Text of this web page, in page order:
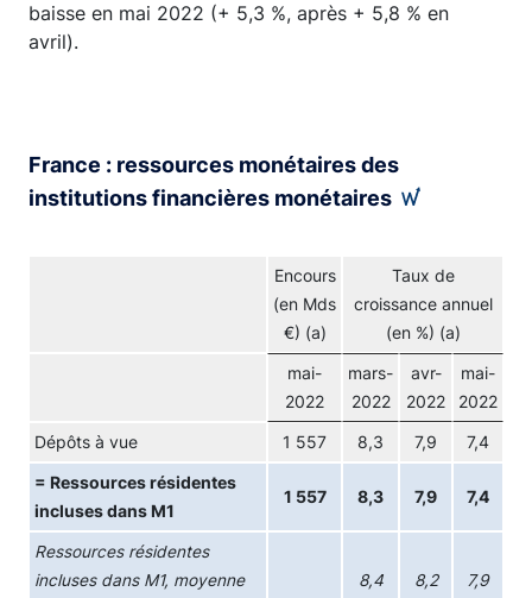
baisse en mai 2022 (+ 5,3 %, après + 5,8 % en
avril).
France : ressources monétaires des
institutions financières monétaires
Encours
(en Mds
€) (a)
Taux de
croissance annuel
(en %) (a)
mai-
2022
mars-
2022
avr-
2022
mai-
2022
Dépôts à vue 1 557 8,3 7,9 7,4
= Ressources résidentes
incluses dans M1
1 557 8,3 7,9 7,4
Ressources résidentes
incluses dans M1, moyenne
8,4 8,2 7,9